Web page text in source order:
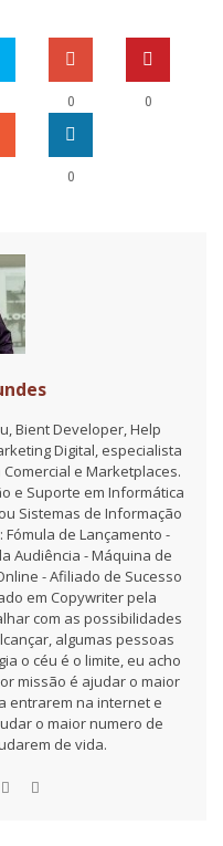
0 0
0
Bient Developer, Help
Digital, especialista
e Marketplaces.
e Suporte em Informática
Sistemas de Informação
de Lançamento -
Audiência - Máquina de
- Afiliado de Sucesso
em Copywriter pela
com as possibilidades
algumas pessoas
o céu é o limite, eu acho
missão é ajudar o maior
entrarem na internet e
o maior numero de
de vida.